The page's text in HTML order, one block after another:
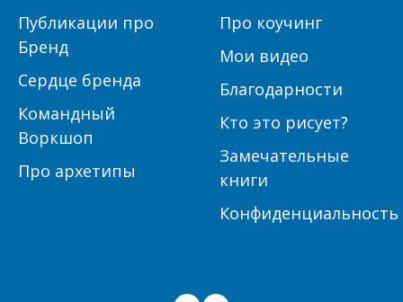
Публикации про
Бренд
Сердце бренда
Командный
Воркшоп
Про архетипы
Про коучинг
Мои видео
Благодарности
Кто это рисует?
Замечательные
книги
Конфиденциальность